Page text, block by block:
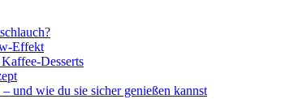
Effekt
Desserts
und wie du sie sicher genießen kannst